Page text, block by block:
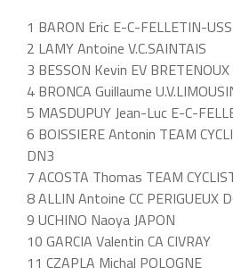
1 BARON Eric E-C-FELLETIN-
2 LAMY Antoine V.C.SAINTAIS
3 BESSON Kevin EV BRETENOUX
4 BRONCA Guillaume
5 MASDUPUY Jean-Luc E-C-
6 BOISSIERE Antonin TEAM
DN3
7 ACOSTA Thomas TEAM
8 ALLIN Antoine CC PERIGUEUX
9 UCHINO Naoya JAPON
10 GARCIA Valentin CA CIVRAY
11 CZAPLA Michal POLOGNE